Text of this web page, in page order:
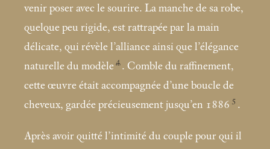
venir poser avec le sourire. La manche de sa robe,
quelque peu rigide, est rattrapée par la main
délicate, qui révèle l’alliance ainsi que l’élégance
naturelle du modèle4. Comble du raffinement,
cette œuvre était accompagnée d’une boucle de
cheveux, gardée précieusement jusqu’en 1886 5 .
Après avoir quitté l’intimité du couple pour qui il